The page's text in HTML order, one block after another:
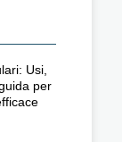
Usi,
per